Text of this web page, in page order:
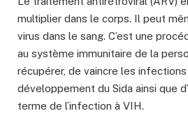
multiplier dans le corps. Il peut
virus dans le sang. C’est une
au système immunitaire de la
récupérer, de vaincre les
développement du Sida ainsi que
terme de l’infection à VIH.